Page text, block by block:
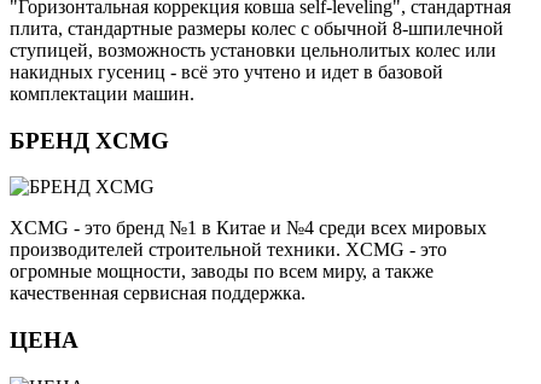
"Горизонтальная коррекция ковша self-leveling", стандартная
плита, стандартные размеры колес с обычной 8-шпилечной
ступицей, возможность установки цельнолитых колес или
накидных гусениц - всё это учтено и идет в базовой
комплектации машин.
БРЕНД XCMG
XCMG - это бренд №1 в Китае и №4 среди всех мировых
производителей строительной техники. XCMG - это
огромные мощности, заводы по всем миру, а также
качественная сервисная поддержка.
ЦЕНА